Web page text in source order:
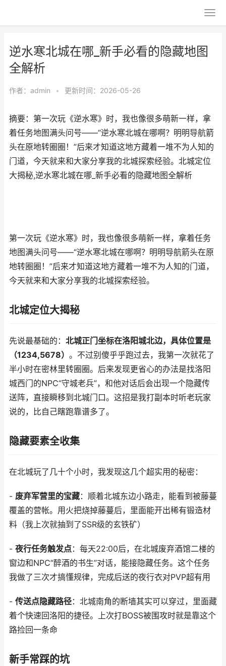
逆水寒北城在哪_新手必看的隐藏地图
全解析
作者： admin • 更新时间：2026-05-26
摘要：第一次玩《逆水寒》时，我也像很多萌新一样，拿
着任务地图满头问号——“逆水寒北城在哪啊？明明导航箭
头在原地转圈圈！”后来才知道这地方藏着一堆不为人知的
门道，今天就来和大家分享我的北城探索经验。北城定位
大揭秘,逆水寒北城在哪_新手必看的隐藏地图全解析
第一次玩《逆水寒》时，我也像很多萌新一样，拿着任务
地图满头问号——“逆水寒北城在哪啊？明明导航箭头在原
地转圈圈！”后来才知道这地方藏着一堆不为人知的门道，
今天就来和大家分享我的北城探索经验。
北城定位大揭秘
先说最基础的： 北城正门坐标在洛阳城北边，具体位置是
（1234,5678） 。不过别傻乎乎跑过去，我第一次就花了
半小时在密林里转圈圈。后来发现更省心的办法是找洛阳
城西门的NPC“守城老兵”，和他对话后会出现一个隐藏传
送阵，直接瞬移到北城门口。这招是我打副本时听老玩家
说的，比自己瞎跑靠谱多了。
隐藏要素全收集
在北城玩了几十个小时，我发现这几个超实用的秘密：
- 废弃军营里的宝藏：顺着北城东边小路走，能看到被藤蔓
覆盖的营帐。用火把烧掉藤蔓后，里面能开出稀有锻造材
料（我上次就抽到了SSR级的玄铁矿）
- 夜行任务触发点：每天22:00后，在北城废弃酒馆二楼的
窗边和NPC“醉酒的书生”对话，能接隐藏任务。这个任务
我做了三次才搞懂规律，完成后送的夜行衣对PVP超有用
- 传送点隐藏路径：北城南角的断墙其实可以穿过，里面藏
着个快速回洛阳的捷径。上次打BOSS被围攻时就是靠这个
路捡回一条命
新手常踩的坑